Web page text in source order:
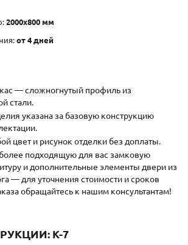
от производителя с доставкой и установкой в
Москве и МО
+7 (495) 411-44-41
INFO@META-M.RU
ЗАПРОСИТЬ РАСЧЕТ
Распродажа Как купить
Записаться на замер
2000х800 мм
от 4 дней
— сложногнутый профиль из
стали.
указана за базовую конструкцию
цвет и рисунок отделки без доплаты.
подходящую для вас замковую
и дополнительные элементы двери из
— для уточнения стоимости и сроков
обращайтесь к нашим консультантам!
K-7